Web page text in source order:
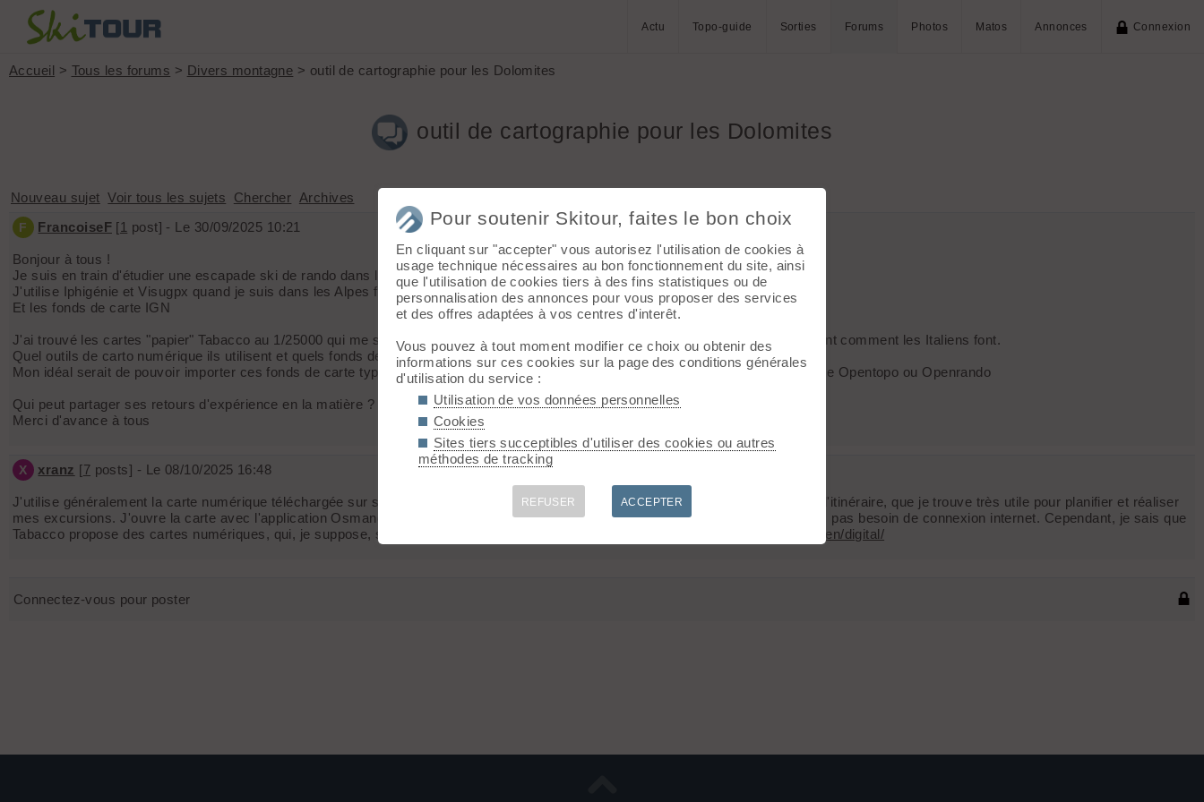
Actu Topo-guide Sorties Forums Photos Matos Annonces Connexion
Accueil > Tous les forums > Divers montagne > outil de cartographie pour les Dolomites
outil de cartographie pour les Dolomites
Nouveau sujet Voir tous les sujets Chercher Archives
F FrancoiseF[1 post] - Le 30/09/2025 10:21
Bonjour à tous !
Je suis en train d'étudier une escapade ski de rando dans les Dolomites (en étoile autour de Cortina d'Ampezzo grosso modo)
J'utilise Iphigénie et Visugpx quand je suis dans les Alpes françaises.
Et les fonds de carte IGN
J'ai trouvé les cartes "papier" Tabacco au 1/25000 qui me semblent assez détaillées et précises et je me demande si certains savent comment les Italiens font.
Quel outils de carto numérique ils utilisent et quels fonds de carte ils utilisent ? Du même genre que Iphigénie ou Visugpx.
Mon idéal serait de pouvoir importer ces fonds de carte type Tabacco sur Iphigénie ou Visugpx plutôt que d'utiliser les fonds de carte Opentopo ou Openrando
Qui peut partager ses retours d'expérience en la matière ?
Merci d'avance à tous
X xranz [7 posts] - Le 08/10/2025 16:48
J'utilise généralement la carte numérique téléchargée sur skitourenguru.ch, avec le layer des pentes (de 30° a >50°) et les tracés d'itinéraire, que je trouve très utile pour planifier et réaliser
mes excursions. J'ouvre la carte avec l'application Osmand, qui est gratuite et la carte est stockée sur mon téléphone ; je n'ai donc pas besoin de connexion internet. Cependant, je sais que
Tabacco propose des cartes numériques, qui, je suppose, sont similaires aux cartes, moyennant paiement.
www.tabaccoeditrice.it/en/digital/
Connectez-vous pour poster
Pour soutenir Skitour, faites le bon choix
En cliquant sur "accepter" vous autorisez l'utilisation de cookies à
usage technique nécessaires au bon fonctionnement du site, ainsi
que l'utilisation de cookies tiers à des fins statistiques ou de
personnalisation des annonces pour vous proposer des services
et des offres adaptées à vos centres d'interêt.
Vous pouvez à tout moment modifier ce choix ou obtenir des
informations sur ces cookies sur la page des conditions générales
d'utilisation du service :
Utilisation de vos données personnelles
Cookies
Sites tiers succeptibles d'utiliser des cookies ou autres
méthodes de tracking
REFUSER ACCEPTER